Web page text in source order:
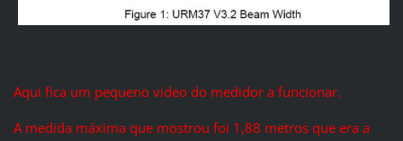
Aqui fica um pequeno video do medidor a funcionar.
A medida máxima que mostrou foi 1,88 metros que era a